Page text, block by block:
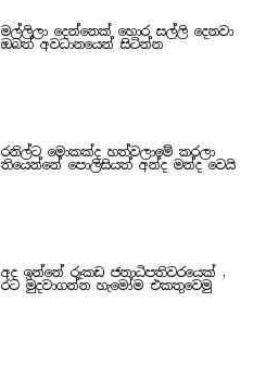
මල්ලිලා දෙන්නෙක් හොර සල්ලි දෙනවා
ඔබත් අවධානයෙන් සිටින්න
රනිල්ට මොකක්ද හත්වලාමේ කරලා
තියෙන්නේ පොලිසියත් අන්ද මන්ද වෙයි
අද ඉන්නේ රූකඩ ජනාධිපතිවරයෙක් ,
රට මුදවාගන්න හැමෝම එකතුවෙමු